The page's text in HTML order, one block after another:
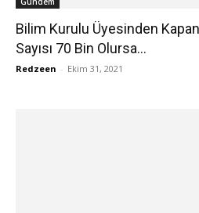
Bilim Kurulu Üyesinden
Sayısı 70 Bin Olursa...
Redzeen - Ekim 31, 2021